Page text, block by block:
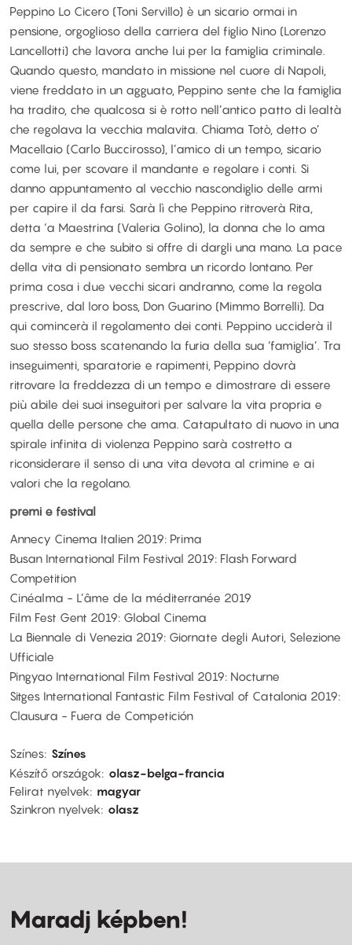
Peppino Lo Cicero (Toni Servillo) è un sicario ormai in
pensione, orgoglioso della carriera del figlio Nino (Lorenzo
Lancellotti) che lavora anche lui per la famiglia criminale.
Quando questo, mandato in missione nel cuore di Napoli,
viene freddato in un agguato, Peppino sente che la famiglia
ha tradito, che qualcosa si è rotto nell’antico patto di lealtà
che regolava la vecchia malavita. Chiama Totò, detto o’
Macellaio (Carlo Buccirosso), l’amico di un tempo, sicario
come lui, per scovare il mandante e regolare i conti. Si
danno appuntamento al vecchio nascondiglio delle armi
per capire il da farsi. Sarà lì che Peppino ritroverà Rita,
detta ‘a Maestrina (Valeria Golino), la donna che lo ama
da sempre e che subito si offre di dargli una mano. La pace
della vita di pensionato sembra un ricordo lontano. Per
prima cosa i due vecchi sicari andranno, come la regola
prescrive, dal loro boss, Don Guarino (Mimmo Borrelli). Da
qui comincerà il regolamento dei conti. Peppino ucciderà il
suo stesso boss scatenando la furia della sua ‘famiglia’. Tra
inseguimenti, sparatorie e rapimenti, Peppino dovrà
ritrovare la freddezza di un tempo e dimostrare di essere
più abile dei suoi inseguitori per salvare la vita propria e
quella delle persone che ama. Catapultato di nuovo in una
spirale infinita di violenza Peppino sarà costretto a
riconsiderare il senso di una vita devota al crimine e ai
valori che la regolano.
premi e festival
Annecy Cinema Italien 2019: Prima
Busan International Film Festival 2019: Flash Forward
Competition
Cinéalma - L’âme de la méditerranée 2019
Film Fest Gent 2019: Global Cinema
La Biennale di Venezia 2019: Giornate degli Autori, Selezione
Ufficiale
Pingyao International Film Festival 2019: Nocturne
Sitges International Fantastic Film Festival of Catalonia 2019:
Clausura - Fuera de Competición
Színes Színes
Készítő országok
olasz-belga-francia
Felirat nyelvek
magyar
Szinkron nyelvek
olasz
Maradj képben!